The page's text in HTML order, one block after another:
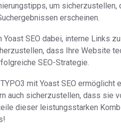
um
erscheinen.
Yoast SEO dabei, interne Links
dass Ihre Website
SEO-Strategie.
mit Yoast SEO
auch sicherzustellen, dass sie
dieser leistungsstarken